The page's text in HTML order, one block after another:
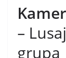
–
grupa